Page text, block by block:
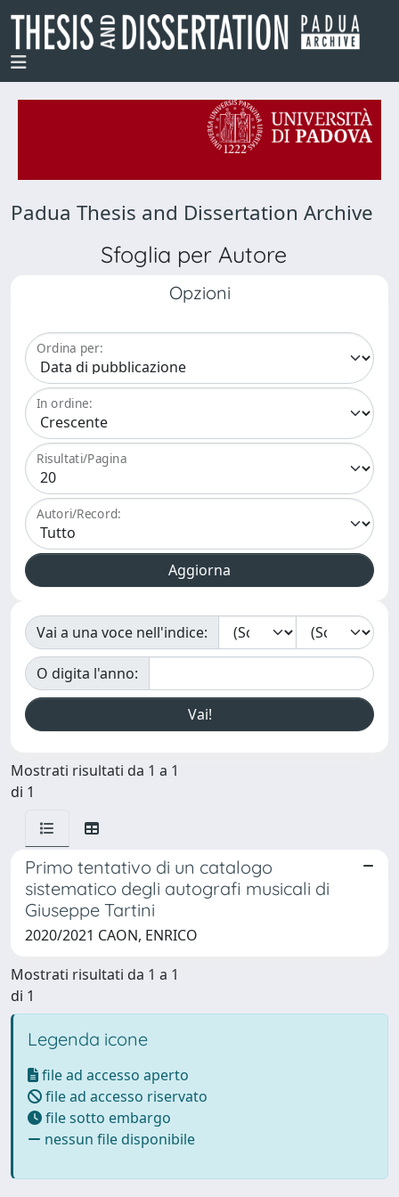
Padua Thesis and Dissertation Archive
Sfoglia per Autore
Opzioni
Ordina per:
In ordine:
Risultati/Pagina
Autori/Record:
Vai a una voce nell'indice:
O digita l'anno:
Mostrati risultati da 1 a 1
di 1
Primo tentativo di un catalogo
sistematico degli autografi musicali di
Giuseppe Tartini
2020/2021 CAON, ENRICO
Mostrati risultati da 1 a 1
di 1
Legenda icone
file ad accesso aperto
file ad accesso riservato
file sotto embargo
nessun file disponibile